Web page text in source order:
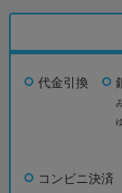
代金引換
コンビニ決済